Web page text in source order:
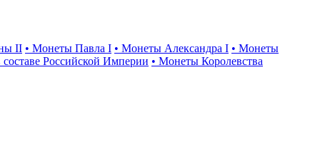
II • Монеты Павла I • Монеты Александра I • Монеты
Российской Империи • Монеты Королевства